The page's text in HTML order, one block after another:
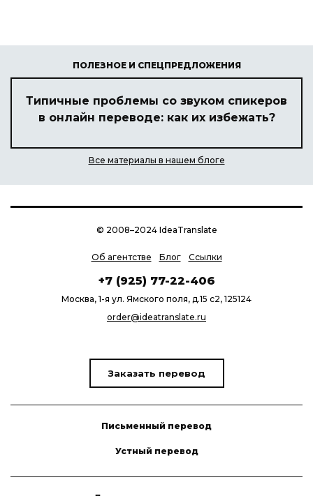
ПОЛЕЗНОЕ И СПЕЦПРЕДЛОЖЕНИЯ
Типичные проблемы со звуком спикеров
в онлайн переводе: как их избежать?
Все материалы в нашем блоге
© 2008–2024 IdeaTranslate
Об агентстве Блог Ссылки
+7 (925) 77-22-406
Москва, 1-я ул. Ямского поля, д.15 с2, 125124
order@ideatranslate.ru
Заказать перевод
Письменный перевод
Устный перевод